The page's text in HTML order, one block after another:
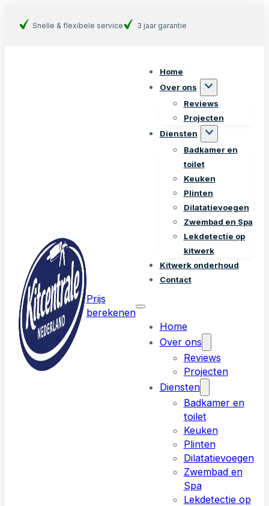
Snelle & flexibele service 3 jaar garantie
Home
Over ons
Reviews
Projecten
Diensten
Badkamer en
toilet
Keuken
Plinten
Dilatatievoegen
Zwembad en Spa
Lekdetectie op
kitwerk
Kitwerk onderhoud
Contact
Home
Over ons
Reviews
Projecten
Diensten
Badkamer en
toilet
Keuken
Plinten
Dilatatievoegen
Zwembad en
Spa
Lekdetectie op
Prijs
berekenen